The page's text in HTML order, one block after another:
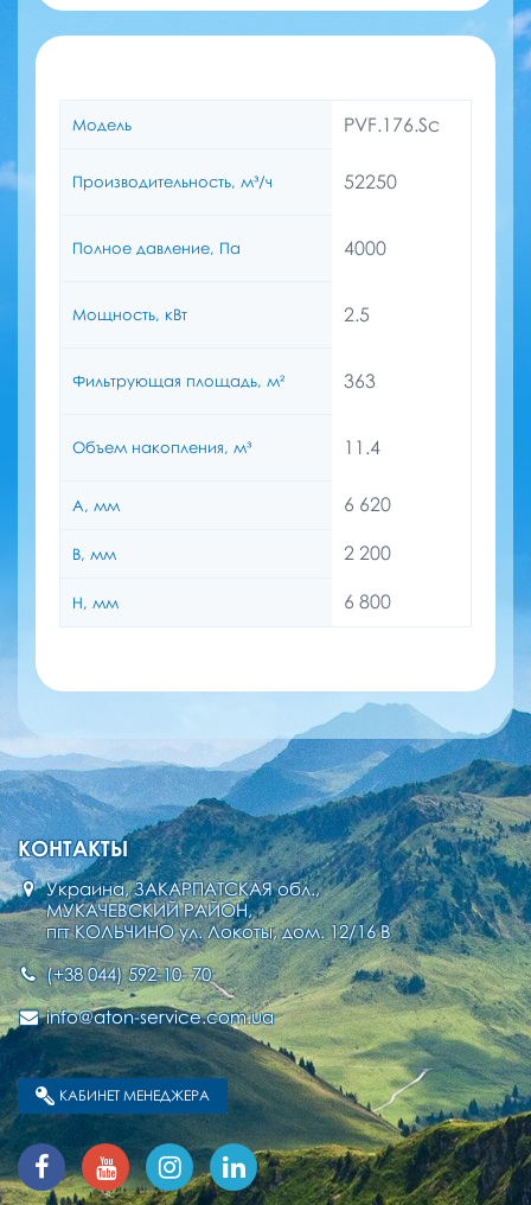
Модель PVF.176.Sc
Производительность, м³/ч 52250
Полное давление, Па 4000
Мощность, кВт 2.5
Фильтрующая площадь, м² 363
Объем накопления, м³ 11.4
A, мм 6 620
B, мм 2 200
H, мм 6 800
КОНТАКТЫ
Украина, ЗАКАРПАТСКАЯ обл.,
МУКАЧЕВСКИЙ РАЙОН,
пгт КОЛЬЧИНО ул. Локоты, дом. 12/16 В
(+38 044) 592-10- 70
info@aton-service.com.ua
КАБИНЕТ МЕНЕДЖЕРА